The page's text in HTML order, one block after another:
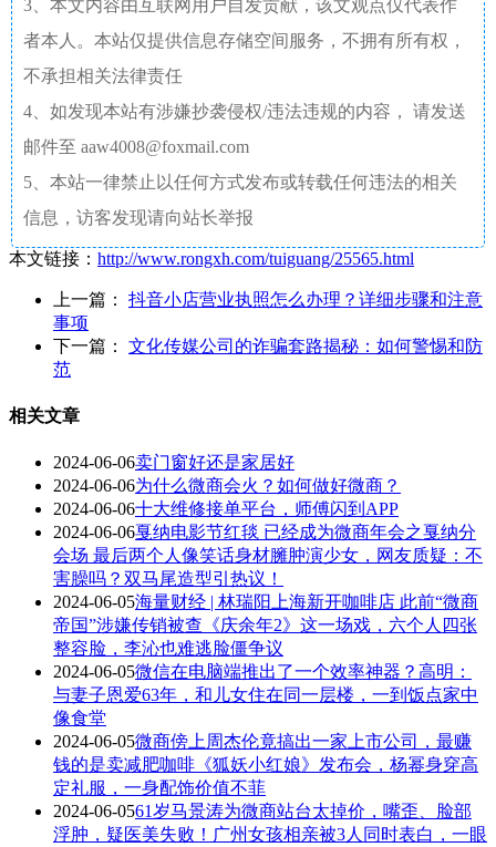
3、本文内容由互联网用户自发贡献，该文观点仅代表作
者本人。本站仅提供信息存储空间服务，不拥有所有权，
不承担相关法律责任
4、如发现本站有涉嫌抄袭侵权/违法违规的内容， 请发送
邮件至 aaw4008@foxmail.com
5、本站一律禁止以任何方式发布或转载任何违法的相关
信息，访客发现请向站长举报
本文链接： http://www.rongxh.com/tuiguang/25565.html
上一篇： 抖音小店营业执照怎么办理？详细步骤和注意
事项
下一篇： 文化传媒公司的诈骗套路揭秘：如何警惕和防
范
相关文章
2024-06-06卖门窗好还是家居好
2024-06-06为什么微商会火？如何做好微商？
2024-06-06十大维修接单平台，师傅闪到APP
2024-06-06戛纳电影节红毯 已经成为微商年会之戛纳分
会场 最后两个人像笑话身材臃肿演少女，网友质疑：不
害臊吗？双马尾造型引热议！
2024-06-05海量财经 | 林瑞阳上海新开咖啡店 此前“微商
帝国”涉嫌传销被查《庆余年2》这一场戏，六个人四张
整容脸，李沁也难逃脸僵争议
2024-06-05微信在电脑端推出了一个效率神器？高明：
与妻子恩爱63年，和儿女住在同一层楼，一到饭点家中
像食堂
2024-06-05微商傍上周杰伦竟搞出一家上市公司，最赚
钱的是卖减肥咖啡《狐妖小红娘》发布会，杨幂身穿高
定礼服，一身配饰价值不菲
2024-06-0561岁马景涛为微商站台太掉价，嘴歪、脸部
浮肿，疑医美失败！广州女孩相亲被3人同时表白，一眼